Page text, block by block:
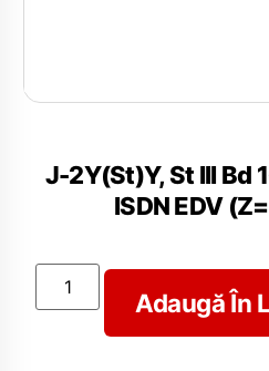
J-2Y(St)Y, St III Bd
ISDN EDV
Adaugă În